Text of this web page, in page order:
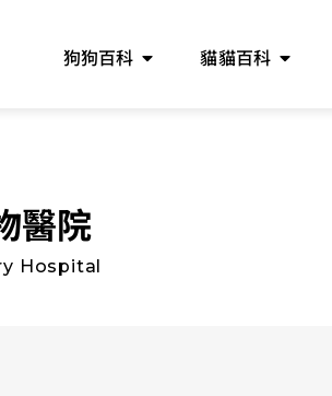
狗狗百科 貓貓百科
醫院
Hospital